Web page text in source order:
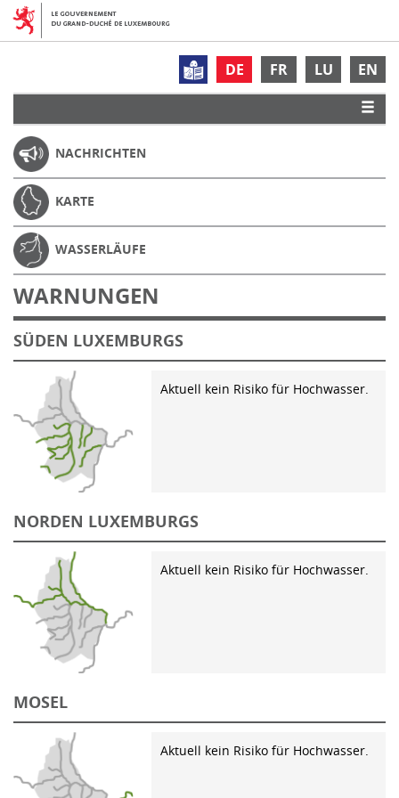
DE FR LU EN
NACHRICHTEN
KARTE
WASSERLÄUFE
WARNUNGEN
SÜDEN LUXEMBURGS
Aktuell kein Risiko für Hochwasser.
NORDEN LUXEMBURGS
Aktuell kein Risiko für Hochwasser.
MOSEL
Aktuell kein Risiko für Hochwasser.